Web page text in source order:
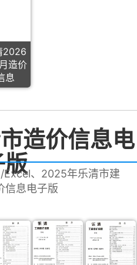
2026
造价
息
造价信息电
、2025年乐清市建
信息电子版